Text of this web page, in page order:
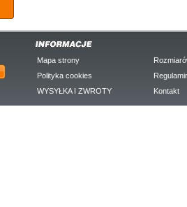
Mapa strony
Polityka cookies
WYSYŁKA I ZWROTY
Kontakt